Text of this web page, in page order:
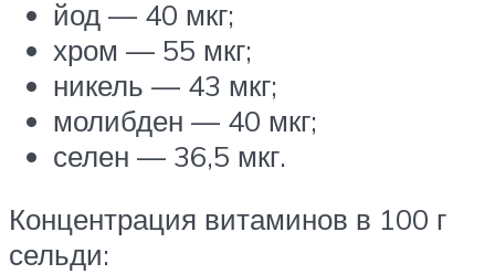
йод — 40 мкг;
хром — 55 мкг;
никель — 43 мкг;
молибден — 40 мкг;
селен — 36,5 мкг.
Концентрация витаминов в 100 г
сельди: